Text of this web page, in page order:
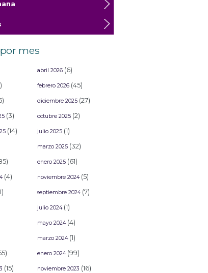
Dueñas, Reina de Plata de los Juegos
de Cultura realizó la supervisión
los monigotes
conquista una nueva corona
mes
abril 2026 (6)
febrero 2026 (45)
diciembre 2025 (27)
(3) octubre 2025 (2)
(14) julio 2025 (1)
marzo 2025 (32)
enero 2025 (61)
(4) noviembre 2024(5)
septiembre 2024(7)
julio 2024(1)
mayo 2024(4)
marzo 2024(1)
enero 2024(99)
(15) noviembre 2023 (16)